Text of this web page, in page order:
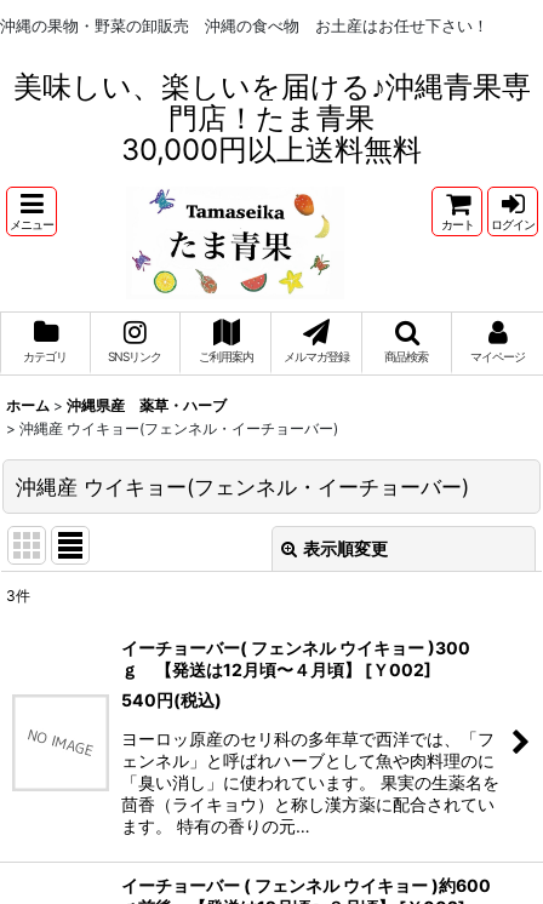
沖縄の果物・野菜の卸販売 沖縄の食べ物 お土産はお任せ下さい！
美味しい、楽しいを届ける♪沖縄青果専
門店！たま青果
30,000円以上送料無料
メニュー カート ログイン
カテゴリ SNSリンク ご利用案内 メルマガ登録 商品検索 マイページ
ホーム > 沖縄県産 薬草・ハーブ
> 沖縄産 ウイキョー(フェンネル・イーチョーバー)
沖縄産 ウイキョー(フェンネル・イーチョーバー)
表示順変更
絞り込む
3件
イーチョーバー( フェンネル ウイキョー )300
ｇ 【発送は12月頃〜４月頃】
[Ｙ002]
540円(税込)
ヨーロッ原産のセリ科の多年草で西洋では、「フ
ェンネル」と呼ばれハーブとして魚や肉料理のに
「臭い消し」に使われています。 果実の生薬名を
茴香（ライキョウ）と称し漢方薬に配合されてい
ます。 特有の香りの元…
イーチョーバー ( フェンネル ウイキョー )約600